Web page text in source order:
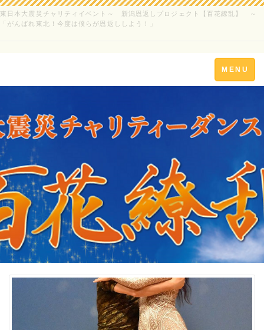
東日本大震災チャリティイベント～ 新潟恩返しプロジェクト【百花繚乱】 ～
「がんばれ東北！今度は僕らが恩返ししよう！」
Toggle
navigation
MENU